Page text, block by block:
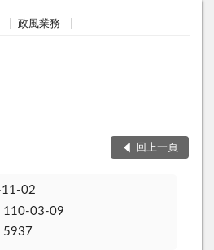
政風業務
回上一頁
02
110-03-09
5937